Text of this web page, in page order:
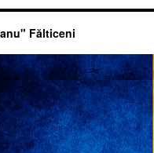
Fălticeni